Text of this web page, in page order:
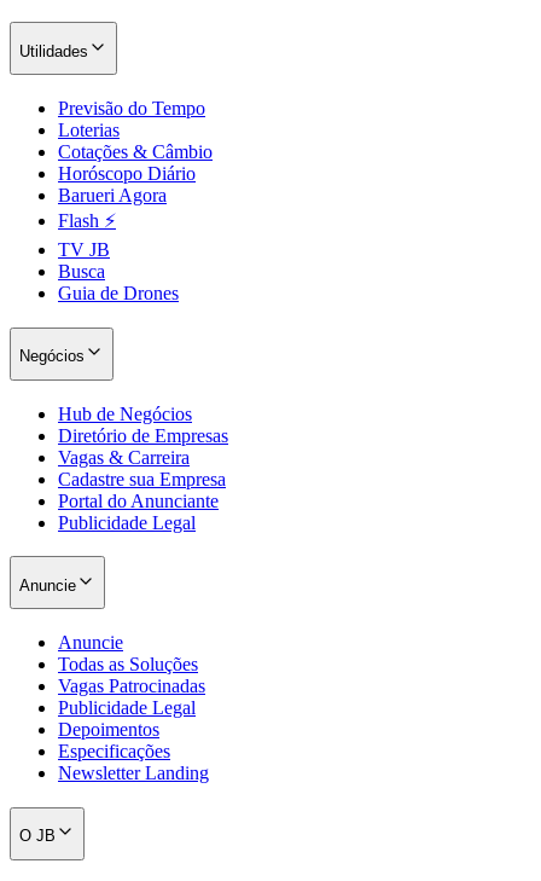
São Paulo
Utilidades
Previsão do Tempo
Loterias
Cotações & Câmbio
Horóscopo Diário
Barueri Agora
Flash ⚡
TV JB
Busca
Guia de Drones
Negócios
Hub de Negócios
Diretório de Empresas
Vagas & Carreira
Cadastre sua Empresa
Portal do Anunciante
Publicidade Legal
Anuncie
Anuncie
Todas as Soluções
Vagas Patrocinadas
Publicidade Legal
Depoimentos
Especificações
Newsletter Landing
O JB